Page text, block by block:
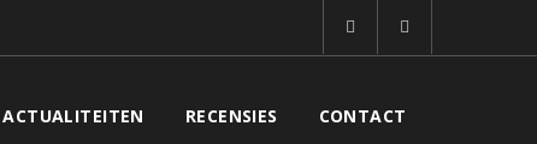
ACTUALITEITEN RECENSIES CONTACT